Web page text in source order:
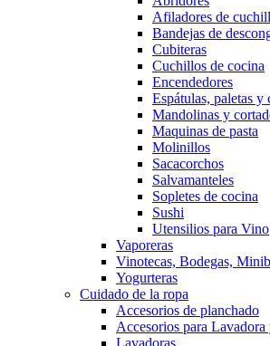
Afiladores de
Bandejas de
Cubiteras
Cuchillos de cocina
Encendedores
Espátulas, paletas y
Mandolinas y
Maquinas de pasta
Molinillos
Sacacorchos
Salvamanteles
Sopletes de cocina
Sushi
Utensilios para Vino
Vaporeras
Vinotecas, Bodegas,
Yogurteras
Cuidado de la ropa
Accesorios de planchado
Accesorios para Lavadora
Lavadoras